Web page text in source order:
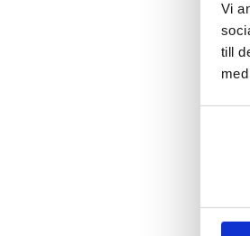
Vi
till